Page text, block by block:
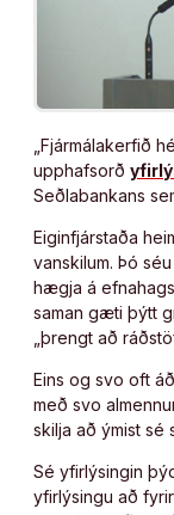
„Fjármálakerfið
upphafsorð
Seðlabankans
Eiginfjárstaða
vanskilum. Þó
hægja á
saman gæti þýtt
„þrengt að
Eins og svo oft
með svo
skilja að ýmist
Sé yfirlýsingin
yfirlýsingu að